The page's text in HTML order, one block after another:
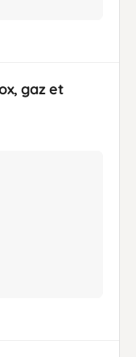
gaz et